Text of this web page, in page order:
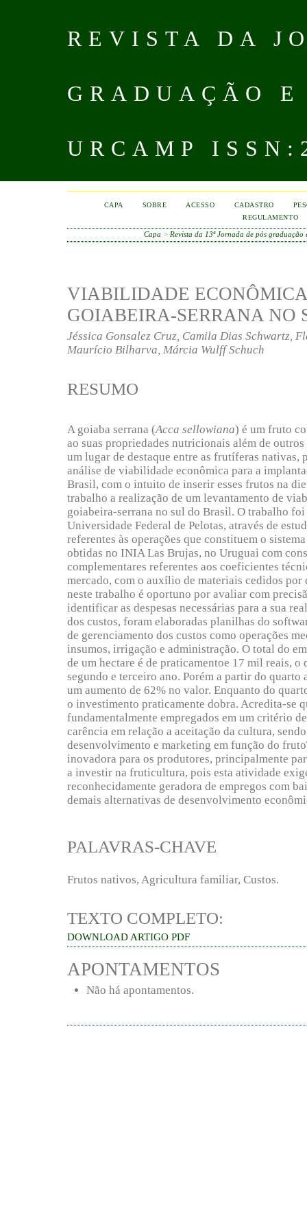
REVISTA DA
GRADUAÇÃO
URCAMP
CAPA SOBRE ACESSO CADASTRO
REGULAMENTO
Capa > Revista da 13ª Jornada de pós graduação
VIABILIDADE
GOIABEIRA-SERRANA NO
Jéssica Gonsalez Cruz, Camila Dias Schwartz,
Maurício Bilharva, Márcia Wulff Schuch
RESUMO
A goiaba serrana (Acca sellowiana) é um fruto
ao suas propriedades nutricionais além de
um lugar de destaque entre as frutíferas nativas,
análise de viabilidade econômica para a
Brasil, com o intuito de inserir esses frutos na
trabalho a realização de um levantamento de
goiabeira-serrana no sul do Brasil. O trabalho
Universidade Federal de Pelotas, através de
referentes às operações que constituem o
obtidas no INIA Las Brujas, no Uruguai com
complementares referentes aos coeficientes
mercado, com o auxílio de materiais cedidos
neste trabalho é oportuno por avaliar com
identificar as despesas necessárias para a sua
dos custos, foram elaboradas planilhas do
de gerenciamento dos custos como operações
insumos, irrigação e administração. O total do
de um hectare é de praticamentoe 17 mil reais, o
segundo e terceiro ano. Porém a partir do quarto
um aumento de 62% no valor. Enquanto do
o investimento praticamente dobra. Acredita-se
fundamentalmente empregados em um critério
carência em relação a aceitação da cultura,
desenvolvimento e marketing em função do
inovadora para os produtores, principalmente
a investir na fruticultura, pois esta atividade
reconhecidamente geradora de empregos com
demais alternativas de desenvolvimento
PALAVRAS-CHAVE
Frutos nativos, Agricultura familiar, Custos.
TEXTO COMPLETO:
DOWNLOAD ARTIGO PDF
APONTAMENTOS
Não há apontamentos.